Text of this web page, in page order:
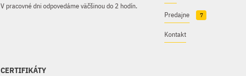
V pracovné dni odpovedáme väčšinou do 2 hodín.
CERTIFIKÁTY
Predajne 7
Kontakt